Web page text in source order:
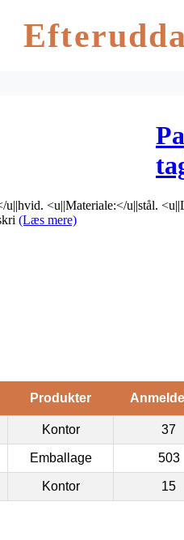
<u||Materiale:</u||stål.
(Læs mere)
Produkter
Kontor 37
Emballage 503
Kontor 15